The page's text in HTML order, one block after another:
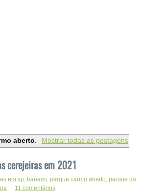
aberto. Mostrar todas as postagens
cerejeiras em 2021
em sp hanami parque carmo aberto parque do
11 comentários